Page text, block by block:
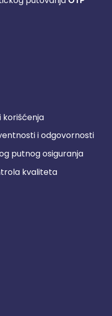
korišćenja
i odgovornosti
putnog osiguranja
kvaliteta